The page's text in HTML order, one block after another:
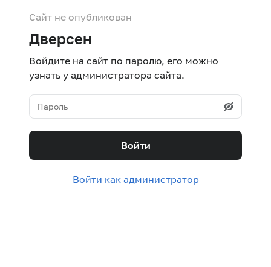
Сайт не опубликован
Дверсен
Войдите на сайт по паролю, его можно
узнать у администратора сайта.
Войти
Войти как администратор